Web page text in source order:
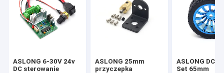
ASLONG 6-30V 24v
DC sterowanie
ASLONG 25mm
przyczepka
ASLONG DC
Set 65mm